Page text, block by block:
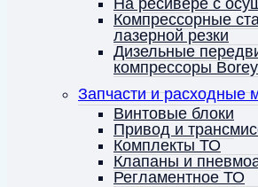
Компрессорные
лазерной резки
Дизельные
компрессоры Borey
Запчасти и расходные
Винтовые блоки
Привод и
Комплекты ТО
Клапаны и
Регламентное ТО